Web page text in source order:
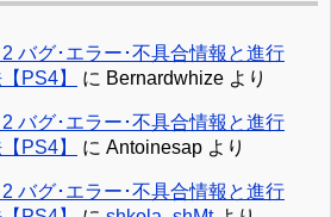
バグ･エラー･不具合情報と進行
PS4】
に Bernardwhize より
バグ･エラー･不具合情報と進行
PS4】
に Antoinesap より
バグ･エラー･不具合情報と進行